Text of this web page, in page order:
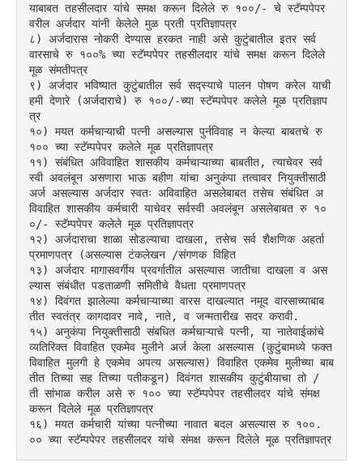
याबाबत तहसीलदार यांचे समक्ष करून दिलेले रु १००/- चे स्टॅम्पपेपर
वरील अर्जदार यांनी केलेले मुळ प्रती प्रतिज्ञापत्र
८) अर्जदारास नोकरी देण्यास हरकत नाही असे कुटुंबातील इतर सर्व
वारसाचे रु १००% च्या स्टॅम्पपेपर तहसीलदार यांचे समक्ष करून दिलेले
मूळ संमतीपत्र
९) अर्जदार भविष्यात कुटुंबातील सर्व सद्स्याचे पालन पोषण करेल याची
हमी देणारे (अर्जदाराचे) रु १००/-च्या स्टॅम्पपेपर कलेले मूळ प्रतिज्ञाप
त्र
१०) मयत कर्मचाऱ्याची पत्नी असल्यास पुर्नविवाह न केल्या बाबतचे रु
१०० च्या स्टॅम्पपेपर कलेले मूळ प्रतिज्ञापत्र
११) संबंधित अविवाहित शासकीय कर्मचाऱ्याच्या बाबतीत, त्याचेवर सर्व
स्वी अवलंबून असणारा भाऊ बहीण यांचा अनुकंपा तत्वावर नियुक्तीसाठी
अर्ज असल्यास अर्जदार स्वतः अविवाहित असलेबाबत तसेच संबंधित अ
विवाहित शासकीय कर्मचारी याचेवर सर्वस्वी अवलंबून असलेबाबत रु १०
०/- स्टॅम्पपेपर कलेले मूळ प्रतिज्ञापत्र
१२) अर्जदाराचा शाळा सोडल्याचा दाखला, तसेच सर्व शैक्षणिक अहर्ता
प्रमाणपत्र (असल्यास टंकलेखन /संगणक विहित
१३) अर्जदार मागासवर्गीय प्रवर्गातील असल्यास जातीचा दाखला व अस
ल्यास संबंधीत पडताळणी समितीचे वैधता प्रमाणपत्र
१४) दिवंगत झालेल्या कर्मचाऱ्याच्या वारस दाखल्यात नमूद वारसाच्याबाब
तीत स्वतंत्र कागदावर नावे, नाते, व जन्मतारीख सदर करावी.
१५) अनुकंपा नियुक्तीसाठी संबधित कर्मचाऱ्याचे पत्नी, या नातेवाईकांचे
व्यतिरिक्त विवाहित एकमेव मुलीने अर्ज केला असल्यास (कुटुंबामध्ये फक्त
विवाहित मुलगी हे एकमेव अपत्य असल्यास) विवाहित एकमेव मुलीच्या बाब
तीत तिच्या सह तिच्या पतीकडून) दिवंगत शासकीय कुटुंबीयाचा तो /
ती सांभाळ करील असे रु १०० च्या स्टॅम्पपेपर तहसीलदर यांचे संमक्ष
करून दिलेले मूळ प्रतिज्ञापत्र
१६) मयत कर्मचारी यांच्या पत्नीच्या नावात बदल असल्यास रु १००.
०० च्या स्टॅम्पपेपर तहसीलदर यांचे संमक्ष करून दिलेले मूळ प्रतिज्ञापत्र